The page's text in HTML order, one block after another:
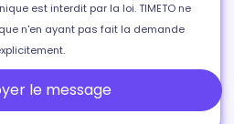
est interdit par la loi. TIMETO ne
n'en ayant pas fait la demande
le message